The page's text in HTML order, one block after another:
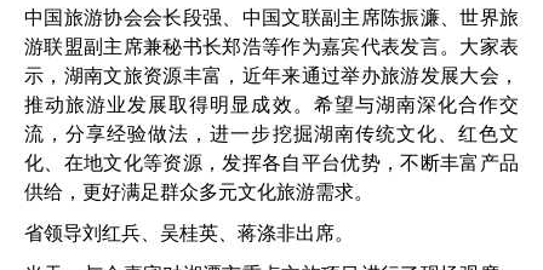
中国旅游协会会长段强、中国文联副主席陈振濂、世界旅
游联盟副主席兼秘书长郑浩等作为嘉宾代表发言。大家表
示，湖南文旅资源丰富，近年来通过举办旅游发展大会，
推动旅游业发展取得明显成效。希望与湖南深化合作交
流，分享经验做法，进一步挖掘湖南传统文化、红色文
化、在地文化等资源，发挥各自平台优势，不断丰富产品
供给，更好满足群众多元文化旅游需求。
省领导刘红兵、吴桂英、蒋涤非出席。